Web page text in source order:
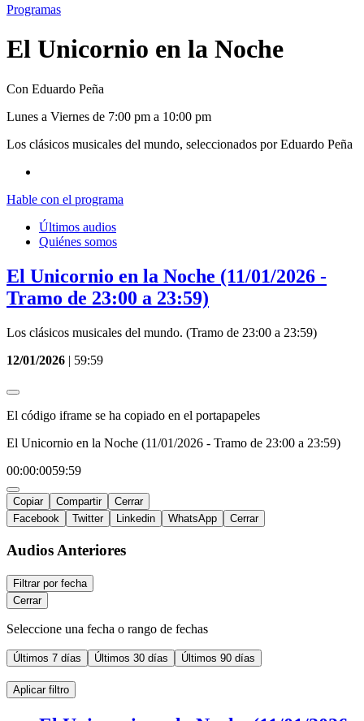
Programas
El Unicornio en la Noche
Con Eduardo Peña
Lunes a Viernes de 7:00 pm a 10:00 pm
Los clásicos musicales del mundo, seleccionados por Eduardo Peña
Hable con el programa
Últimos audios
Quiénes somos
El Unicornio en la Noche (11/01/2026 -
Tramo de 23:00 a 23:59)
Los clásicos musicales del mundo. (Tramo de 23:00 a 23:59)
12/01/2026 | 59:59
El código iframe se ha copiado en el portapapeles
El Unicornio en la Noche (11/01/2026 - Tramo de 23:00 a 23:59)
00:00:0059:59
Copiar Compartir
Cerrar
Facebook
Twitter Linkedin WhatsApp Cerrar
Audios Anteriores
Filtrar por fecha
Cerrar
Seleccione una fecha o rango de fechas
Últimos 7 días Últimos 30 días Últimos 90 días
Aplicar filtro